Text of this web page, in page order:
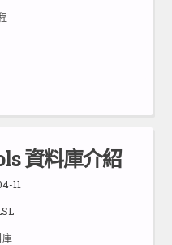
資料庫介紹
11
庫